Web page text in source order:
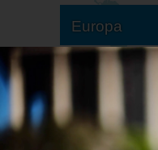
Europa
Norteamérica